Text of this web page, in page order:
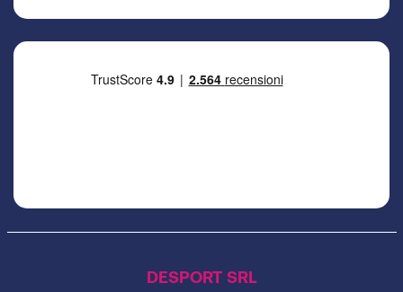
DESPORT SRL